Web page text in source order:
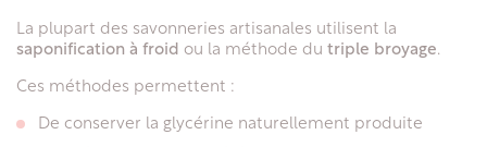
La plupart des savonneries artisanales utilisent la
saponification à froid ou la méthode du triple broyage.
Ces méthodes permettent :
De conserver la glycérine naturellement produite